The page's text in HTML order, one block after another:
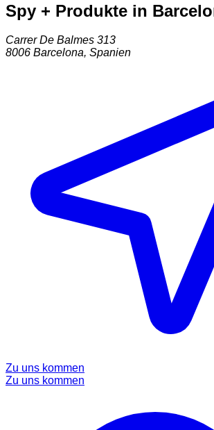
Spy + Produkte in
Carrer De Balmes 313
8006 Barcelona, Spanien
Zu uns kommen
Zu uns kommen